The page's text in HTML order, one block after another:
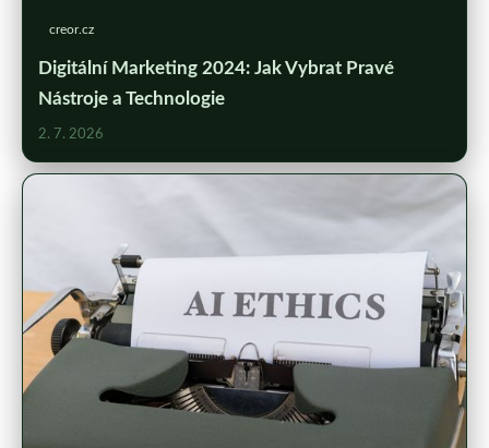
creor.cz
Digitální Marketing 2024: Jak Vybrat Pravé
Nástroje a Technologie
2. 7. 2026